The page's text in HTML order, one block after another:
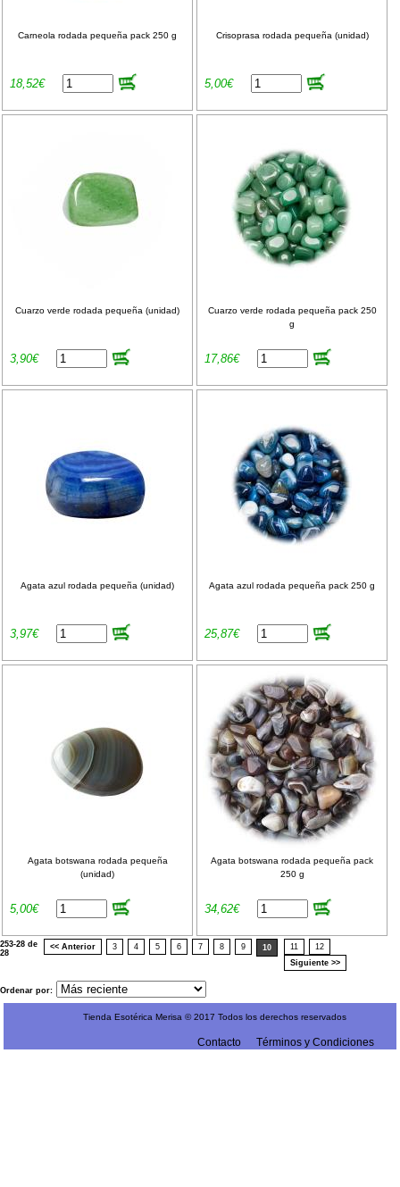
Carneola rodada pequeña pack 250 g
18,52€
Crisoprasa rodada pequeña (unidad)
5,00€
Cuarzo verde rodada pequeña (unidad)
3,90€
Cuarzo verde rodada pequeña pack 250
g
17,86€
Agata azul rodada pequeña (unidad)
3,97€
Agata azul rodada pequeña pack 250 g
25,87€
Agata botswana rodada pequeña
(unidad)
5,00€
Agata botswana rodada pequeña pack
250 g
34,62€
253-28 de
28
<< Anterior 3 4 5 6 7 8 9 10 11
12
Siguiente >>
Ordenar por:
Tienda Esotérica Merisa © 2017 Todos los derechos reservados
Contacto Términos y Condiciones